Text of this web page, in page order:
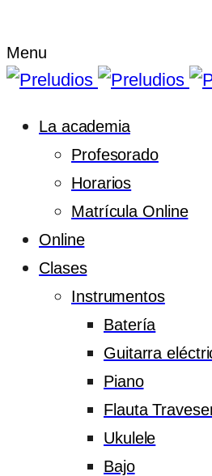
Menu
La academia
Profesorado
Horarios
Matrícula Online
Online
Clases
Instrumentos
Batería
Guitarra
Piano
Flauta
Ukulele
Bajo